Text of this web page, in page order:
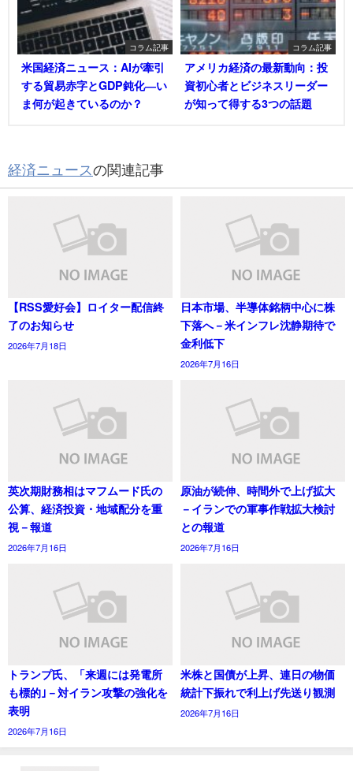
コラム記事
米国経済ニュース：AIが牽引
する貿易赤字とGDP鈍化―い
ま何が起きているのか？
コラム記事
アメリカ経済の最新動向：投
資初心者とビジネスリーダー
が知って得する3つの話題
経済ニュースの関連記事
【RSS愛好会】ロイター配信終
了のお知らせ
2026年7月18日
日本市場、半導体銘柄中心に株
下落へ－米インフレ沈静期待で
金利低下
2026年7月16日
英次期財務相はマフムード氏の
公算、経済投資・地域配分を重
視－報道
2026年7月16日
原油が続伸、時間外で上げ拡大
－イランでの軍事作戦拡大検討
との報道
2026年7月16日
トランプ氏、「来週には発電所
も標的｣－対イラン攻撃の強化を
表明
2026年7月16日
米株と国債が上昇、連日の物価
統計下振れで利上げ先送り観測
2026年7月16日